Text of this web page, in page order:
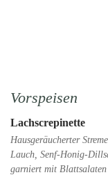
Vorspeisen
Lachscrepinette
Hausgeräucherter
Lauch, Senf-Honig-
garniert mit Blattsalaten